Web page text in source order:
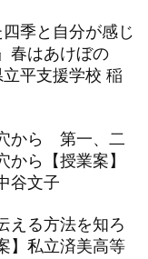
季と自分が感じ
春はあけぼの
平支援学校 稲
から 第一、二
ら【授業案】
谷文子
る方法を知ろ
】私立済美高等